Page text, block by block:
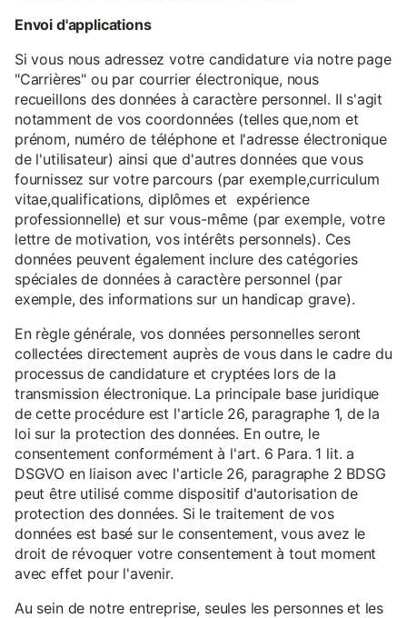
Envoi d'applications
Si vous nous adressez votre candidature via notre page
"Carrières" ou par courrier électronique, nous
recueillons des données à caractère personnel. Il s'agit
notamment de vos coordonnées (telles que,nom et
prénom, numéro de téléphone et l'adresse électronique
de l'utilisateur) ainsi que d'autres données que vous
fournissez sur votre parcours (par exemple,curriculum
vitae,qualifications, diplômes et expérience
professionnelle) et sur vous-même (par exemple, votre
lettre de motivation, vos intérêts personnels). Ces
données peuvent également inclure des catégories
spéciales de données à caractère personnel (par
exemple, des informations sur un handicap grave).
En règle générale, vos données personnelles seront
collectées directement auprès de vous dans le cadre du
processus de candidature et cryptées lors de la
transmission électronique. La principale base juridique
de cette procédure est l'article 26, paragraphe 1, de la
loi sur la protection des données. En outre, le
consentement conformément à l'art. 6 Para. 1 lit. a
DSGVO en liaison avec l'article 26, paragraphe 2 BDSG
peut être utilisé comme dispositif d'autorisation de
protection des données. Si le traitement de vos
données est basé sur le consentement, vous avez le
droit de révoquer votre consentement à tout moment
avec effet pour l'avenir.
Au sein de notre entreprise, seules les personnes et les